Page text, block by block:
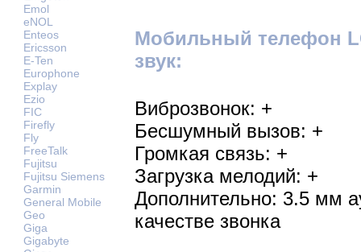
Emol
eNOL
Enteos
Ericsson
E-Ten
Europhone
Explay
Ezio
FIC
Firefly
Fly
FreeTalk
Fujitsu
Fujitsu Siemens
Garmin
General Mobile
Geo
Giga
Gigabyte
Мобильный телефон
звук:
Виброзвонок: +
Бесшумный вызов: +
Громкая связь: +
Загрузка мелодий: +
Дополнительно: 3.5 мм
качестве звонка